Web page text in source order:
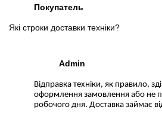
Покупатель
Які строки доставки техніки?
Admin
Відправка техніки, як правило,
оформлення замовлення або не
робочого дня. Доставка займає